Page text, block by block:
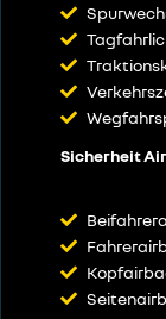
Sicherheit